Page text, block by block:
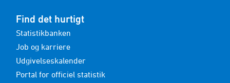
Find det hurtigt
Statistikbanken
Job og karriere
Udgivelseskalender
Portal for officiel statistik